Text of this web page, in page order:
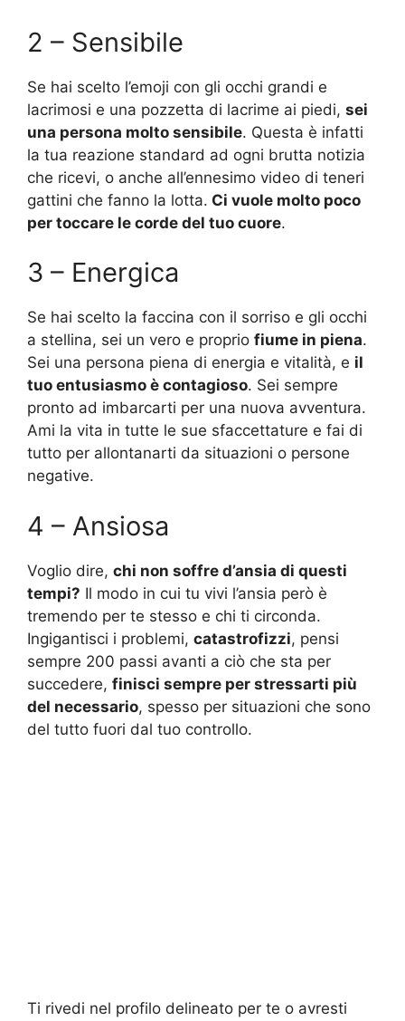
2 – Sensibile
Se hai scelto l’emoji con gli occhi grandi e
lacrimosi e una pozzetta di lacrime ai piedi, sei
una persona molto sensibile. Questa è infatti
la tua reazione standard ad ogni brutta notizia
che ricevi, o anche all’ennesimo video di teneri
gattini che fanno la lotta. Ci vuole molto poco
per toccare le corde del tuo cuore.
3 – Energica
Se hai scelto la faccina con il sorriso e gli occhi
a stellina, sei un vero e proprio fiume in piena.
Sei una persona piena di energia e vitalità, e il
tuo entusiasmo è contagioso. Sei sempre
pronto ad imbarcarti per una nuova avventura.
Ami la vita in tutte le sue sfaccettature e fai di
tutto per allontanarti da situazioni o persone
negative.
4 – Ansiosa
Voglio dire, chi non soffre d’ansia di questi
tempi? Il modo in cui tu vivi l’ansia però è
tremendo per te stesso e chi ti circonda.
Ingigantisci i problemi, catastrofizzi, pensi
sempre 200 passi avanti a ciò che sta per
succedere, finisci sempre per stressarti più
del necessario, spesso per situazioni che sono
del tutto fuori dal tuo controllo.
Ti rivedi nel profilo delineato per te o avresti